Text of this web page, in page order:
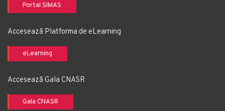
Portal SIMAS
Accesează Platforma de eLearning
eLearning
Accesează Gala CNASR
Gala CNASR